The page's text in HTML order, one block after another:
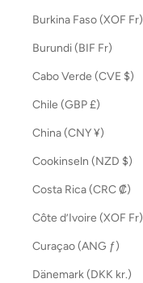
Burkina Faso (XOF Fr)
Burundi (BIF Fr)
Cabo Verde (CVE $)
Chile (GBP £)
China (CNY ¥)
Cookinseln (NZD $)
Costa Rica (CRC ₡)
Côte d’Ivoire (XOF Fr)
Curaçao (ANG ƒ)
Dänemark (DKK kr.)